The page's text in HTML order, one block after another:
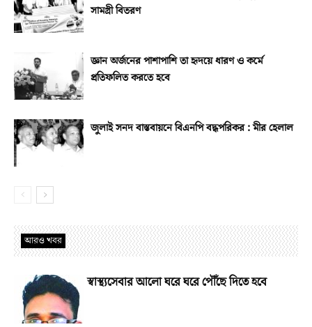
সামগ্রী বিতরণ
জ্ঞান অর্জনের পাশাপাশি তা হৃদয়ে ধারণ ও কর্মে
প্রতিফলিত করতে হবে
জুলাই সনদ বাস্তবায়নে বিএনপি বদ্ধপরিকর : মীর হেলাল
আরও খবর
স্বাস্থ্যসেবার আলো ঘরে ঘরে পৌঁছে দিতে হবে